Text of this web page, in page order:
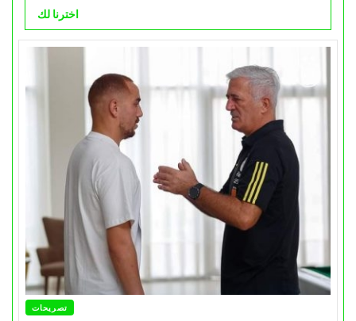
اخترنا لك
تصريحات